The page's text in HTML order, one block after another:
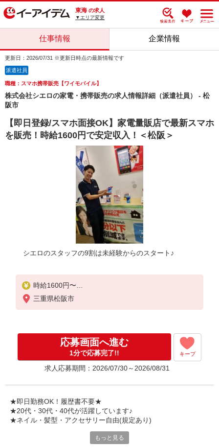
東海 の求人
▼エリア変更
仕事情報 企業情報
更新日：2026/07/31 ※更新日時点の最新情報です
派遣社員
職種：スマホ携帯販売【ワイモバイル】
株式会社シエロの家電・携帯販売の求人情報詳細（派遣社員） - 松
阪市
【即日登録/スマホ面接OK】家電量販店で最新スマホ
を販売！時給1600円で安定収入！＜松阪＞
シエロのスタッフの9割は未経験からのスタート♪
時給1600円〜
※別途インセンティブ、職能評価制度あり
※残業代支給
゜+゜・。○。・゜+゜・。○。・゜+゜
入社祝い金10万円支給(規定有)
お友達を紹介頂くと,
インセンティブ支給(規定有)
★月2回払い・週払い可能（規程有）★
゜・。○。・゜+゜・。○。・゜+゜
三重県松阪市
応募画面へ進む
1分で応募完了!! キープ
求人応募期間：2026/07/30～2026/08/31
★即日勤務OK！履歴書不要★
★20代・30代・40代が活躍しています♪
★ネイル・髪型・アクセサリー自由(規定あり)
各キャリアの新機種が特別価格で購入OK！！
もっと見る